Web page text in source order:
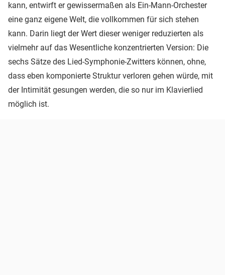
kann, entwirft er gewissermaßen als Ein-Mann-Orchester
eine ganz eigene Welt, die vollkommen für sich stehen
kann. Darin liegt der Wert dieser weniger reduzierten als
vielmehr auf das Wesentliche konzentrierten Version: Die
sechs Sätze des Lied-Symphonie-Zwitters können, ohne,
dass eben komponierte Struktur verloren gehen würde, mit
der Intimität gesungen werden, die so nur im Klavierlied
möglich ist.